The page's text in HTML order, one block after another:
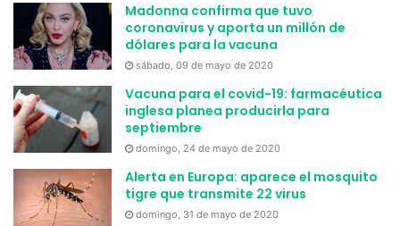
Madonna confirma que tuvo
coronavirus y aporta un millón de
dólares para la vacuna
sábado, 09 de mayo de 2020
Vacuna para el covid-19: farmacéutica
inglesa planea producirla para
septiembre
domingo, 24 de mayo de 2020
Alerta en Europa: aparece el mosquito
tigre que transmite 22 virus
domingo, 31 de mayo de 2020